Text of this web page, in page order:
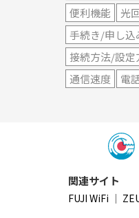
便利機能
光
手続き/申し込
接続方法/設定
通信速度
電
関連サイト
FUJI WiFi ｜